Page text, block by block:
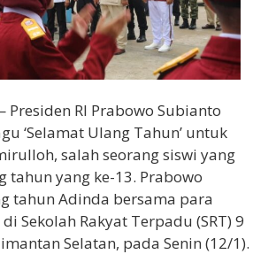
Presiden RI Prabowo Subianto
‘Selamat Ulang Tahun’ untuk
salah seorang siswi yang
tahun yang ke-13. Prabowo
tahun Adinda bersama para
Sekolah Rakyat Terpadu (SRT) 9
Selatan, pada Senin (12/1).